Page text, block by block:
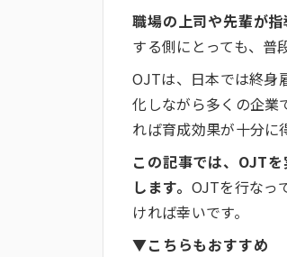
職場の上司や先輩が
する側にとっても、普
OJTは、日本では終身
化しながら多くの企業
れば育成効果が十分に
この記事では、OJT
します。 OJTを行なっ
ければ幸いです。
▼こちらもおすすめ